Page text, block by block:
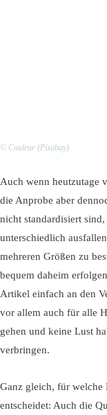
© Couleur (Pixabay)
Auch wenn heutzutage
die Anprobe aber
nicht standardisiert
unterschiedlich
mehreren Größen zu
bequem daheim
Artikel einfach an den
vor allem auch für alle
gehen und keine Lust
verbringen.
Ganz gleich, für welche
entscheidet: Auch die